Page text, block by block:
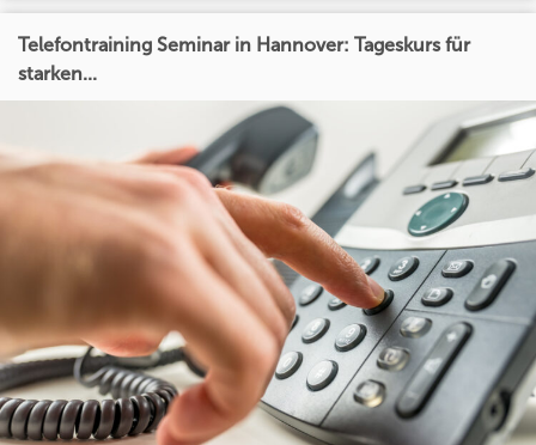
Telefontraining Seminar in Hannover: Tageskurs für
starken...